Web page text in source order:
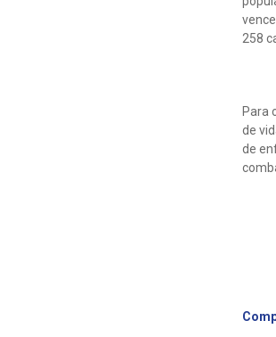
258
Para
de
de